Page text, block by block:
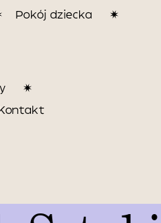
Pokój dziecka